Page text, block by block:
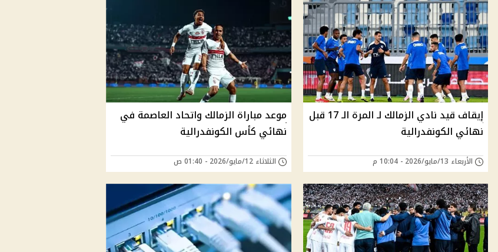
إيقاف قيد نادي الزمالك لـ المرة الـ 17 قبل
نهائي الكونفدرالية
الأربعاء 13/مايو/2026 - 10:04 م
موعد مباراة الزمالك واتحاد العاصمة في
نهائي كأس الكونفدرالية
الثلاثاء 12/مايو/2026 - 01:40 ص